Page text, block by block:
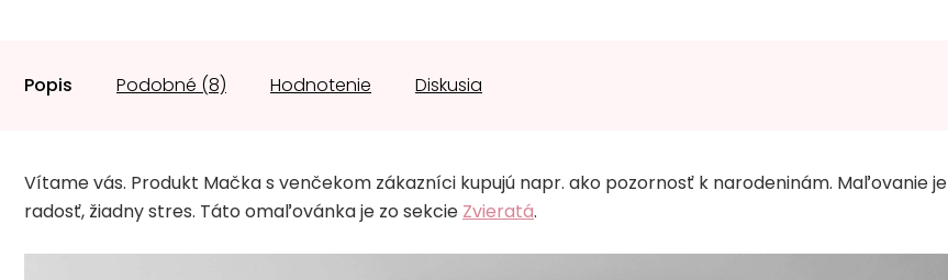
Popis Podobné (8) Hodnotenie Diskusia
Vítame vás. Produkt Mačka s venčekom zákazníci kupujú napr. ako pozornosť k narodeninám. Maľovanie je
radosť, žiadny stres. Táto omaľovánka je zo sekcie Zvieratá.